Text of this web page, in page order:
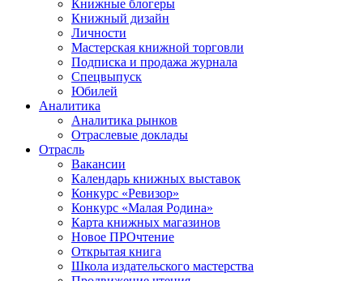
Книжные блогеры
Книжный дизайн
Личности
Мастерская книжной торговли
Подписка и продажа журнала
Спецвыпуск
Юбилей
Аналитика
Аналитика рынков
Отраслевые доклады
Отрасль
Вакансии
Календарь книжных выставок
Конкурс «Ревизор»
Конкурс «Малая Родина»
Карта книжных магазинов
Новое ПРОчтение
Открытая книга
Школа издательского мастерства